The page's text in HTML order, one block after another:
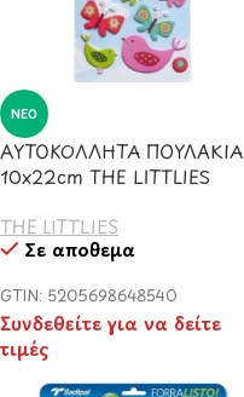
ΝΈΟ
ΑΥΤΟΚΟΛΛΗΤΑ ΠΟΥΛΑΚΙΑ
10x22cm THE LITTLIES
THE LITTLIES
Σε απόθεμα
GTIN: 5205698648540
Συνδεθείτε για να δείτε
τιμές